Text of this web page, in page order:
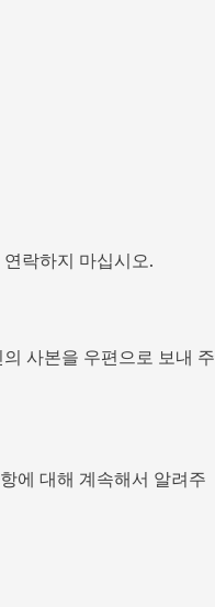
락하지 마십시오.
사본을 우편으로 보내 주
에 대해 계속해서 알려주